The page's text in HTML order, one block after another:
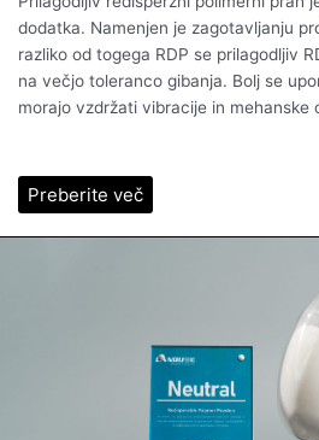
dodatka. Namenjen je zagotavljanju
razliko od togega RDP se prilagodljiv
na večjo toleranco gibanja. Bolj se
morajo vzdržati vibracije in mehanske
Preberite več